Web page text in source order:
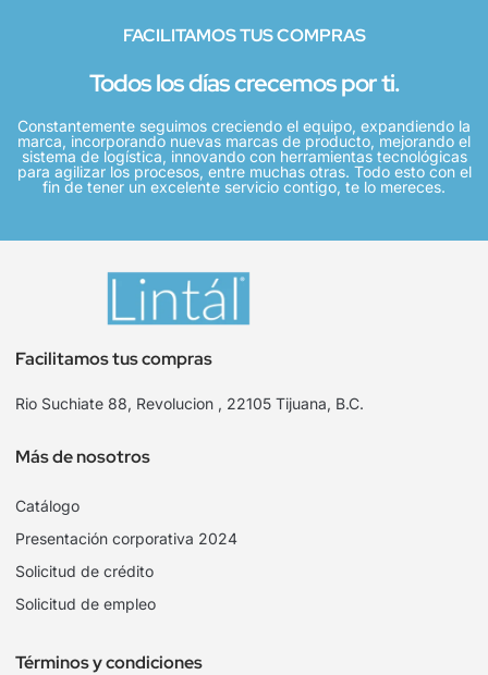
FACILITAMOS TUS COMPRAS
Todos los días crecemos por ti.
Constantemente seguimos creciendo el equipo, expandiendo la
marca, incorporando nuevas marcas de producto, mejorando el
sistema de logística, innovando con herramientas tecnológicas
para agilizar los procesos, entre muchas otras. Todo esto con el
fin de tener un excelente servicio contigo, te lo mereces.
Facilitamos tus compras
Rio Suchiate 88, Revolucion , 22105 Tijuana, B.C.
Más de nosotros
Catálogo
Presentación corporativa 2024
Solicitud de crédito
Solicitud de empleo
Términos y condiciones